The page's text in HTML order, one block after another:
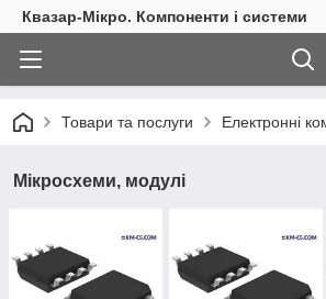
Квазар-Мікро. Компоненти і системи
Товари та послуги Електронні
Мікросхеми, модулі